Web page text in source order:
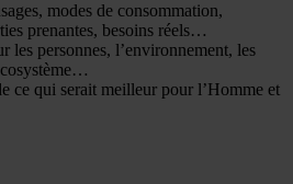
modes de consommation,
prenantes, besoins réels…
les personnes, l’environnement, les
ce qui serait meilleur pour l’Homme et